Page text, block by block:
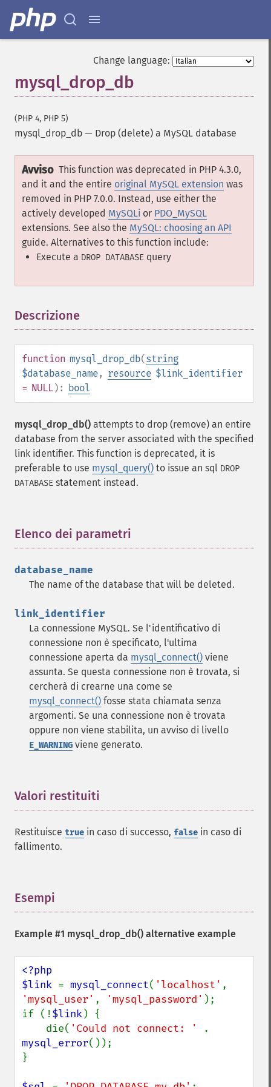
Change language:
mysql_drop_db
(PHP 4, PHP 5)
mysql_drop_db — Drop (delete) a MySQL database
Avviso This function was deprecated in PHP 4.3.0,
and it and the entire original MySQL extension was
removed in PHP 7.0.0. Instead, use either the
actively developed MySQLi or PDO_MySQL
extensions. See also the MySQL: choosing an API
guide. Alternatives to this function include:
Execute a DROP DATABASE query
Descrizione
function mysql_drop_db(string
$database_name, resource $link_identifier
= NULL): bool
mysql_drop_db() attempts to drop (remove) an entire
database from the server associated with the specified
link identifier. This function is deprecated, it is
preferable to use mysql_query() to issue an sql DROP
DATABASE statement instead.
Elenco dei parametri
database_name
The name of the database that will be deleted.
link_identifier
La connessione MySQL. Se l'identificativo di
connessione non è specificato, l'ultima
connessione aperta da mysql_connect() viene
assunta. Se questa connessione non è trovata, si
cercherà di crearne una come se
mysql_connect() fosse stata chiamata senza
argomenti. Se una connessione non è trovata
oppure non viene stabilita, un avviso di livello
E_WARNING viene generato.
Valori restituiti
Restituisce true in caso di successo, false in caso di
fallimento.
Esempi
Example #1 mysql_drop_db() alternative example
<?php
$link = mysql_connect( 'localhost'
'mysql_user' , 'mysql_password' );
if (!$link) {
    die(
'Could not connect: '
mysql_error());
}